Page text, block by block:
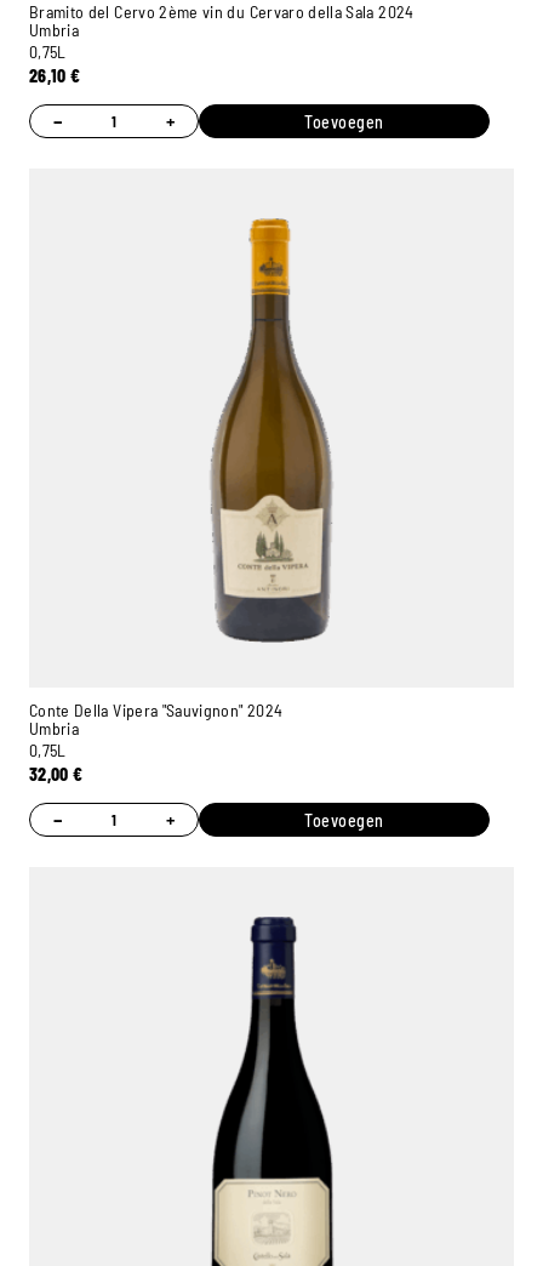
Bramito del Cervo 2ème vin du Cervaro della Sala 2024
Umbria
0,75L
26,10€
− + Toevoegen
Conte Della Vipera "Sauvignon" 2024
Umbria
0,75L
32,00€
− + Toevoegen